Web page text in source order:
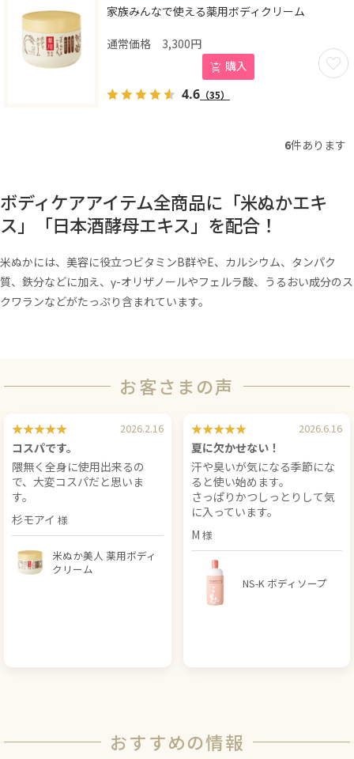
家族みんなで使える薬用ボディクリーム
お気
3,300円
購入
4.6 （35）
6件あります
ボディケアアイテム全商品に「米ぬかエキ
ス」「日本酒酵母エキス」を配合！
米ぬかには、美容に役立つビタミンB群やE、カルシウム、タンパク
質、鉄分などに加え、γ-オリザノールやフェルラ酸、うるおい成分のス
クワランなどがたっぷり含まれています。
お客さまの声
2026.2.16
コスパです。
隈無く全身に使用出来るの
で、大変コスパだと思いま
す。
杉モアイ
米ぬか美人 薬用ボディ
クリーム
2026.6.16
夏に欠かせない！
汗や臭いが気になる季節にな
ると使い始めます。
さっぱりかつしっとりして気
に入っています。
M
NS-K ボディソープ
おすすめの情報